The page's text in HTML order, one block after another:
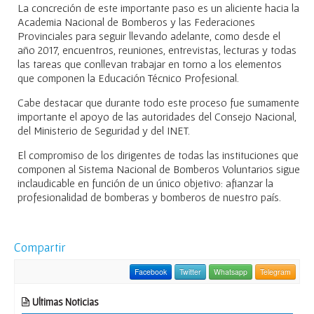
La concreción de este importante paso es un aliciente hacia la
Academia Nacional de Bomberos y las Federaciones
Provinciales para seguir llevando adelante, como desde el
año 2017, encuentros, reuniones, entrevistas, lecturas y todas
las tareas que conllevan trabajar en torno a los elementos
que componen la Educación Técnico Profesional.
Cabe destacar que durante todo este proceso fue sumamente
importante el apoyo de las autoridades del Consejo Nacional,
del Ministerio de Seguridad y del INET.
El compromiso de los dirigentes de todas las instituciones que
componen al Sistema Nacional de Bomberos Voluntarios sigue
inclaudicable en función de un único objetivo: afianzar la
profesionalidad de bomberas y bomberos de nuestro país.
Compartir
Facebook Twitter Whatsapp Telegram
Ultimas Noticias